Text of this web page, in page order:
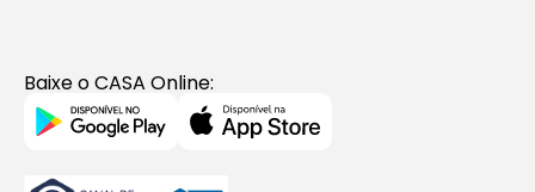
Baixe o CASA Online: